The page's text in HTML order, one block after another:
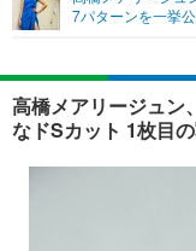
ショッピング
エンタメTOP
音楽
ライフ
ライフTOP
ペット
その他
リリース一覧
プッシュ通知の停止
7パターンを一挙公
高橋メアリージュン
なドSカット 1枚目